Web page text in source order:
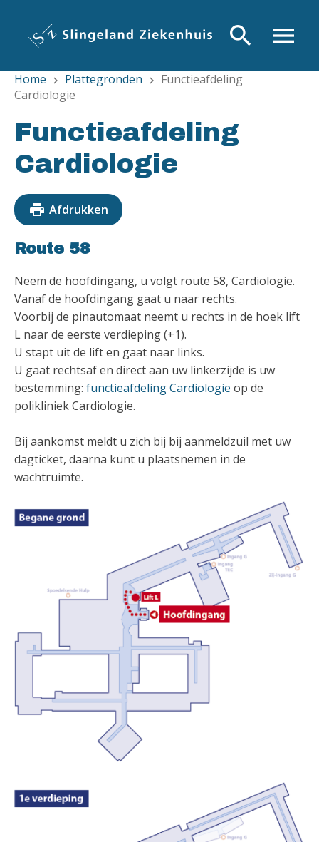
inhoud
gaan
menu
search
Home chevron_right Plattegronden chevron_right
Functieafdeling
Cardiologie
Functieafdeling
Cardiologie
print Afdrukken
Route 58
Neem de hoofdingang, u volgt route 58, Cardiologie.
Vanaf de hoofdingang gaat u naar rechts.
Voorbij de pinautomaat neemt u rechts in de hoek lift
L naar de eerste verdieping (+1).
U stapt uit de lift en gaat naar links.
U gaat rechtsaf en direct aan uw linkerzijde is uw
bestemming: functieafdeling Cardiologie op de
polikliniek Cardiologie.
Bij aankomst meldt u zich bij bij aanmeldzuil met uw
dagticket, daarna kunt u plaatsnemen in de
wachtruimte.